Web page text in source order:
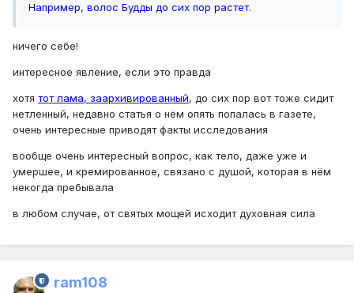
Например, волос Будды до сих пор растет.
ничего себе!
интересное явление, если это правда
хотя тот лама, заархивированный, до сих пор вот тоже сидит
нетленный, недавно статья о нём опять попалась в газете,
очень интересные приводят факты исследования
вообще очень интересный вопрос, как тело, даже уже и
умершее, и кремированное, связано с душой, которая в нём
некогда пребывала
в любом случае, от святых мощей исходит духовная сила
ram108